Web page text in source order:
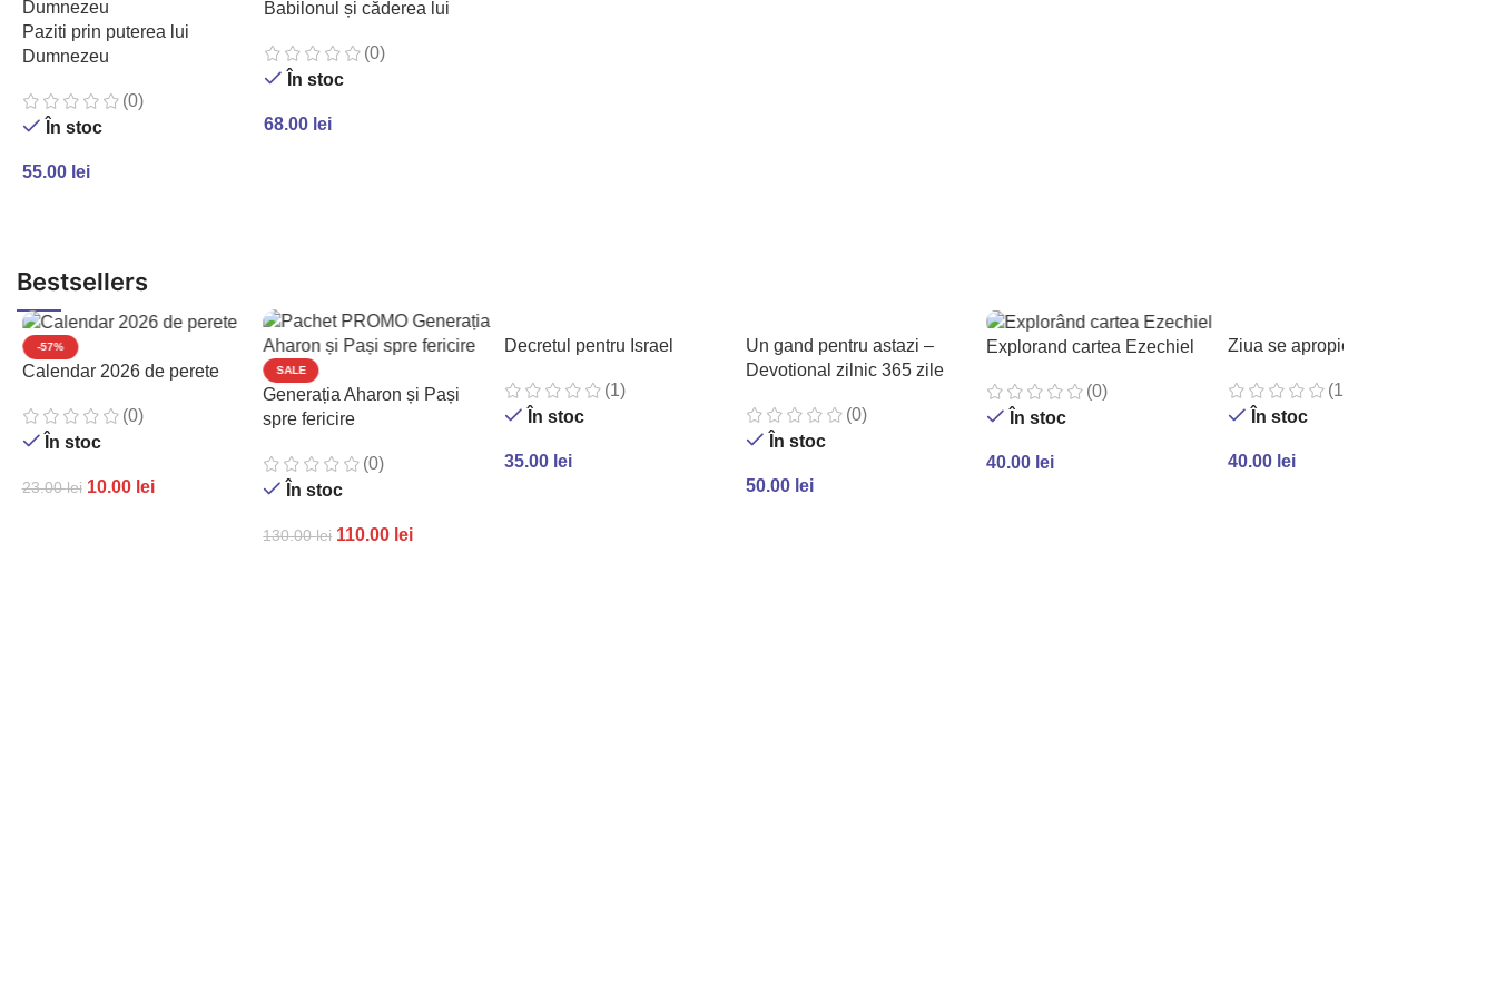
Paziti prin puterea lui
Dumnezeu
(0)
În stoc
55.00 lei
Babilonul și căderea lui
(0)
În stoc
68.00 lei
Bestsellers
-57%
Calendar 2026 de perete
(0)
În stoc
23.00lei 10.00 lei
SALE
Generația Aharon și Pași
spre fericire
(0)
În stoc
130.00lei 110.00 lei
Decretul pentru Israel
(1)
În stoc
35.00 lei
Un gand pentru astazi –
Devotional zilnic 365 zile
(0)
În stoc
50.00 lei
Explorand cartea Ezechiel
(0)
În stoc
40.00 lei
Ziua se apropie
(1)
În stoc
40.00 lei